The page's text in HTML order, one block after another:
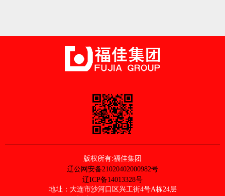
版权所有:福佳集团
辽公网安备21020402000982号
辽ICP备14013328号
地址：大连市沙河口区兴工街4号A栋24层